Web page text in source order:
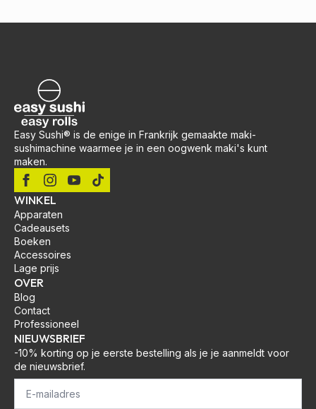
Easy Sushi® is de enige in Frankrijk gemaakte maki-
sushimachine waarmee je in een oogwenk maki's kunt
maken.
WINKEL
Apparaten
Cadeausets
Boeken
Accessoires
Lage prijs
OVER
Blog
Contact
Professioneel
NIEUWSBRIEF
-10% korting op je eerste bestelling als je je aanmeldt voor
de nieuwsbrief.